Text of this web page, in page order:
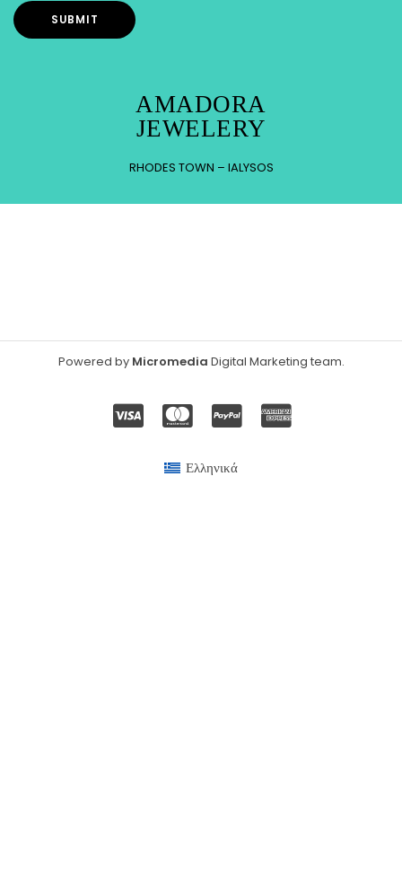
AMADORA
JEWELERY
RHODES TOWN – IALYSOS
Powered by Micromedia Digital Marketing team.
Ελληνικά